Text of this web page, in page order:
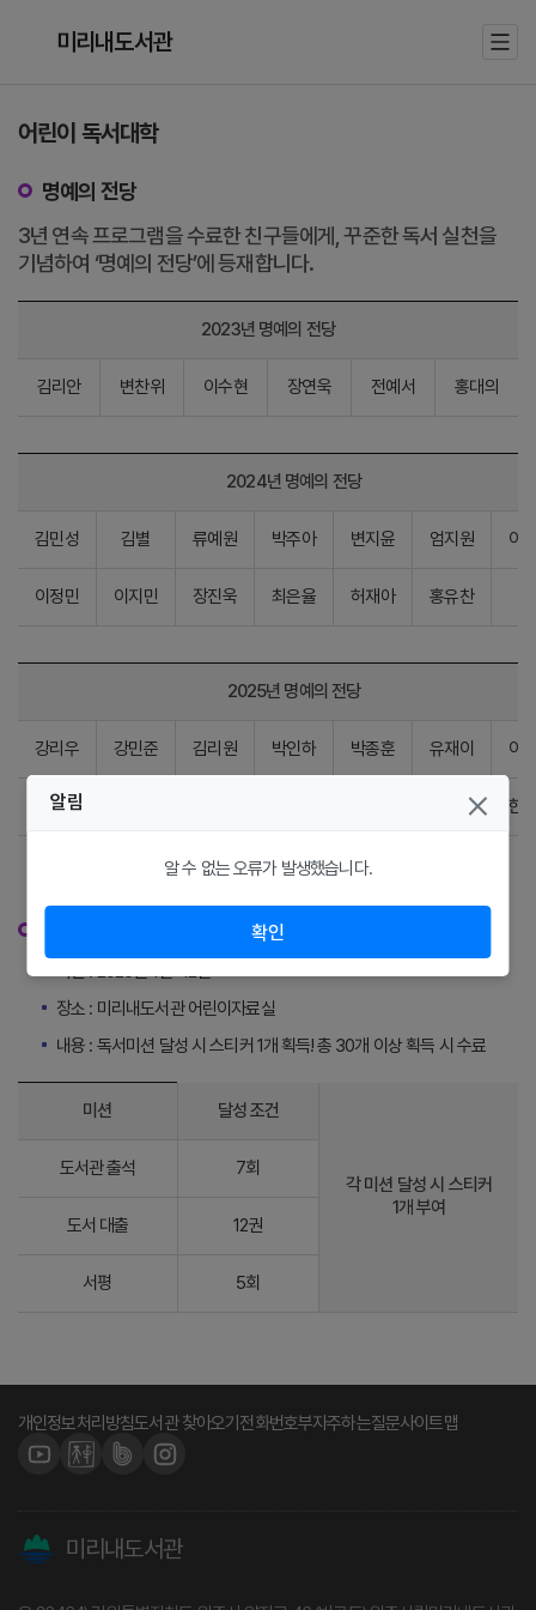
미리내도서관
어린이 독서대학
명예의 전당
3년 연속 프로그램을 수료한 친구들에게, 꾸준한 독서 실천을
기념하여 ‘명예의 전당’에 등재합니다.
2023년 명예의 전당
김리안 변찬위 이수현 장연욱 전예서 홍대의
2024년 명예의 전당
김민성 김별 류예원 박주아 변지윤 엄지원 이
이정민 이지민 장진욱 최은율 허재아 홍유찬
2025년 명예의 전당
강리우 강민준 김리원 박인하 박종훈 유재이 이
이예림 한나은 한
기간 : 2026년 1월~12월
장소 : 미리내도서관 어린이자료실
내용 : 독서미션 달성 시 스티커 1개 획득! 총 30개 이상 획득 시 수료
미션 달성 조건
각 미션 달성 시 스티커
1개 부여
도서관 출석 7회
도서 대출 12권
서평 5회
개인정보처리방침도서관 찾아오기 전화번호부자주하는질문사이트맵
미리내도서관
알림
알 수 없는 오류가 발생했습니다.
확인